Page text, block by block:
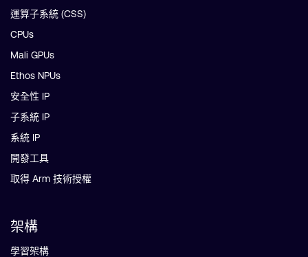
運算子系統 (CSS)
CPUs
Mali GPUs
Ethos NPUs
安全性 IP
子系統 IP
系統 IP
開發工具
取得 Arm 技術授權
架構
學習架構